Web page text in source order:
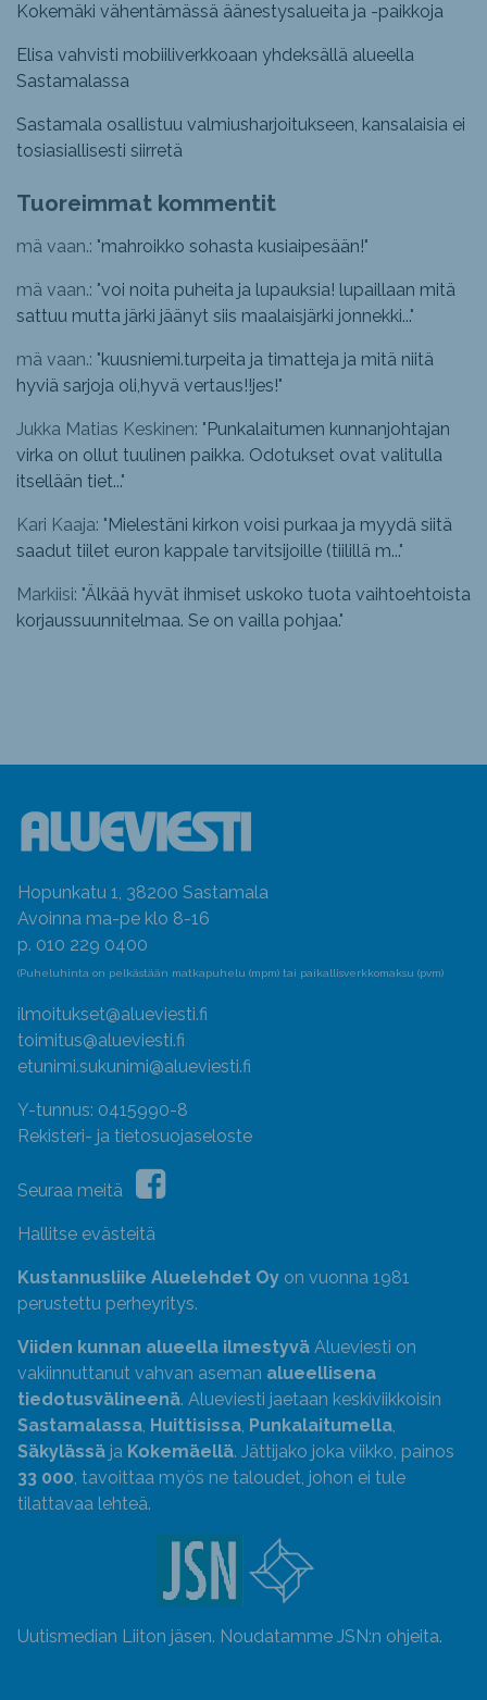
Kokemäki vähentämässä äänestysalueita ja -paikkoja
Elisa vahvisti mobiiliverkkoaan yhdeksällä alueella
Sastamalassa
Sastamala osallistuu valmiusharjoitukseen, kansalaisia ei
tosiasiallisesti siirretä
Tuoreimmat kommentit
mä vaan.: "mahroikko sohasta kusiaipesään!"
mä vaan.: "voi noita puheita ja lupauksia! lupaillaan mitä
sattuu mutta järki jäänyt siis maalaisjärki jonnekki..."
mä vaan.: "kuusniemi.turpeita ja timatteja ja mitä niitä
hyviä sarjoja oli,hyvä vertaus!!jes!"
Jukka Matias Keskinen: "Punkalaitumen kunnanjohtajan
virka on ollut tuulinen paikka. Odotukset ovat valitulla
itsellään tiet..."
Kari Kaaja: "Mielestäni kirkon voisi purkaa ja myydä siitä
saadut tiilet euron kappale tarvitsijoille (tiilillä m..."
Markiisi: "Älkää hyvät ihmiset uskoko tuota vaihtoehtoista
korjaussuunnitelmaa. Se on vailla pohjaa."
Hopunkatu 1, 38200 Sastamala
Avoinna ma-pe klo 8-16
p. 010 229 0400
(Puheluhinta on pelkästään matkapuhelu (mpm) tai paikallisverkkomaksu (pvm)
ilmoitukset@alueviesti.fi
toimitus@alueviesti.fi
etunimi.sukunimi@alueviesti.fi
Y-tunnus: 0415990-8
Rekisteri- ja tietosuojaseloste
Seuraa meitä
Hallitse evästeitä
Kustannusliike Aluelehdet Oy on vuonna 1981
perustettu perheyritys.
Viiden kunnan alueella ilmestyvä Alueviesti on
vakiinnuttanut vahvan aseman alueellisena
tiedotusvälineenä. Alueviesti jaetaan keskiviikkoisin
Sastamalassa, Huittisissa, Punkalaitumella,
Säkylässä ja Kokemäellä. Jättijako joka viikko, painos
33 000, tavoittaa myös ne taloudet, johon ei tule
tilattavaa lehteä.
Uutismedian Liiton jäsen. Noudatamme JSN:n ohjeita.